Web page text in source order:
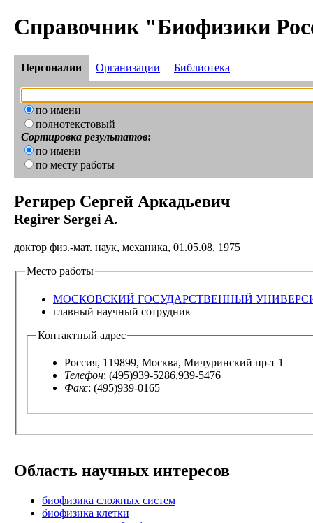
Справочник "Биофизики
Персоналии Организации Библиотека
по имени
полнотекстовый
Сортировка результатов:
по имени
по месту работы
Регирер Сергей Аркадьевич
Regirer Sergei A.
доктор физ.-мат. наук, механика, 01.05.08, 1975
Место работы
МОСКОВСКИЙ ГОСУДАРСТВЕННЫЙ
главный научный сотрудник
Контактный адрес
Россия, 119899, Москва, Мичуринский пр-т 1
Телефон: (495)939-5286,939-5476
Факс: (495)939-0165
Область научных интересов
биофизика сложных систем
биофизика клетки